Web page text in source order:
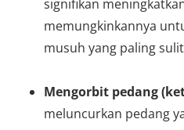
signifikan
memungkinkannya
musuh yang paling
Mengorbit pedang
meluncurkan pedang